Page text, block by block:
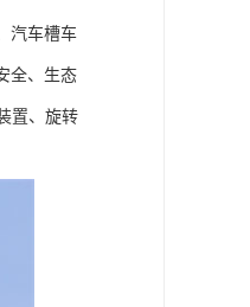
汽车槽车
全、生态
置、旋转